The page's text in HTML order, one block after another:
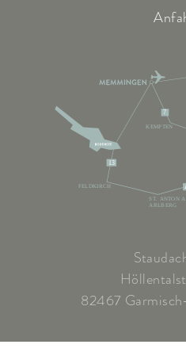
7
13
KEMPTEN
ST. ANTON
ARLBERG
FELDKIRCH
82467